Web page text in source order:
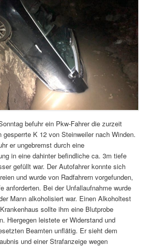
befuhr ein Pkw-Fahrer die zurzeit
gesperrte K 12 von Steinweiler nach Winden.
er ungebremst durch eine
in eine dahinter befindliche ca. 3m tiefe
gefüllt war. Der Autofahrer konnte sich
und wurde von Radfahrern vorgefunden,
anforderten. Bei der Unfallaufnahme wurde
Mann alkoholisiert war. Einen Alkoholtest
sollte ihm eine Blutprobe
Hiergegen leistete er Widerstand und
Beamten unflätig. Er sieht dem
und einer Strafanzeige wegen